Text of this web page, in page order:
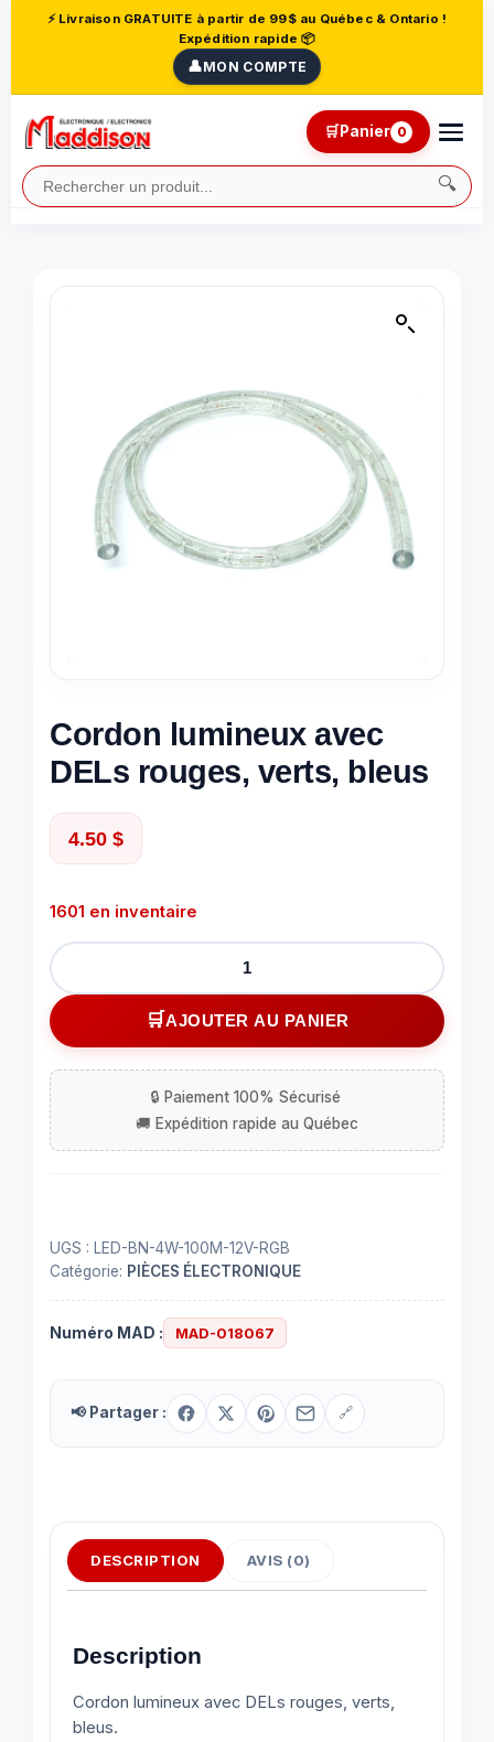
⚡ Livraison GRATUITE à partir de 99$ au Québec & Ontario !
Expédition rapide 📦
👤MON COMPTE
🔍
🛒Panier 0
Cordon lumineux avec
DELs rouges, verts, bleus
4.50 $
1601 en inventaire
quantité
de
Cordon
lumineux
DELs
rouges,
verts,
AJOUTER AU PANIER
UGS : LED-BN-4W-100M-12V-RGB
Catégorie: PIÈCES ÉLECTRONIQUE
Numéro MAD : MAD-018067
📢 Partager : 🔗
DESCRIPTION AVIS (0)
Description
Cordon lumineux avec DELs rouges, verts,
bleus.